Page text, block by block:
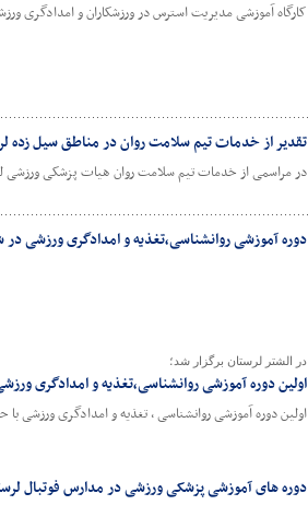
کارگاه آموزشی مدیریت استرس در ورزشکاران و امدادگری
تقدیر از خدمات تیم سلامت روان در مناطق سیل زده
در مراسمی از خدمات تیم سلامت روان هیات پزشکی ورزشی
دوره آموزشی روانشناسی،تغذیه و امدادگری ورزشی در
در الشتر لرستان برگزار شد؛
اولین دوره آموزشی روانشناسی،تغذیه و امدادگری
اولین دوره آموزشی روانشناسی ، تغذیه و امدادگری ورزشی
دوره های آموزشی پزشکی ورزشی در مدارس فوتبال